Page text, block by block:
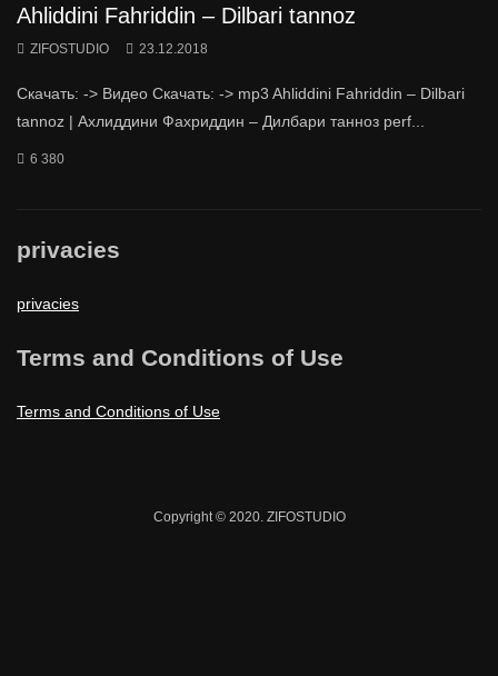
Ahliddini Fahriddin – Dilbari tannoz
ZIFOSTUDIO 23.12.2018
Скачать: -> Видео Скачать: -> mp3 Ahliddini Fahriddin – Dilbari
tannoz | Ахлиддини Фахриддин – Дилбари танноз perf...
6 380
privacies
privacies
Terms and Conditions of Use
Terms and Conditions of Use
Copyright © 2020. ZIFOSTUDIO